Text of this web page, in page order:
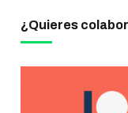
¿Quieres